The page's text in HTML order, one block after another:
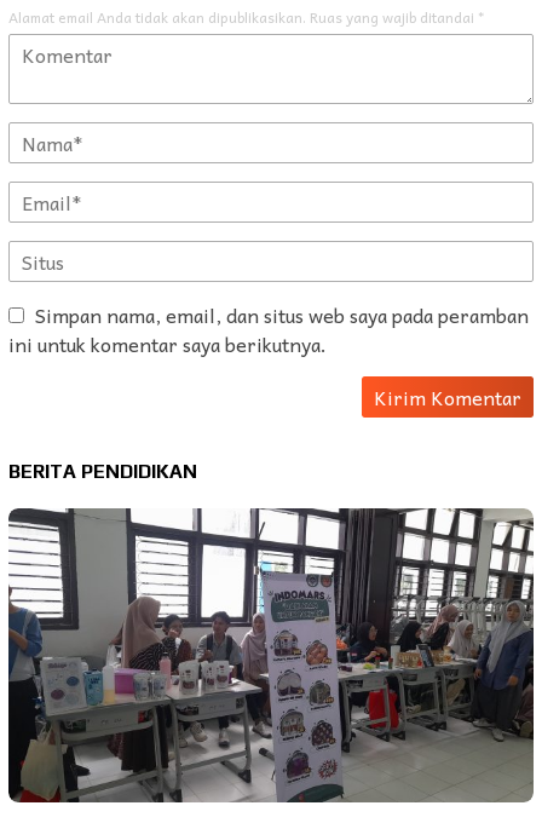
Alamat email Anda tidak akan dipublikasikan. Ruas yang wajib ditandai *
Simpan nama, email, dan situs web saya pada peramban
ini untuk komentar saya berikutnya.
BERITA PENDIDIKAN